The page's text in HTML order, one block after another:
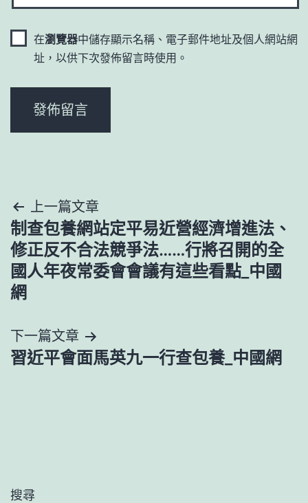
在瀏覽器中儲存顯示名稱、電子郵件地址及個人網站網
址，以供下次發佈留言時使用。
文
章
導
覽
上一篇文章
制查包養網站定平易近營經濟增進法、
修正反不合法競爭法……行將召開的全
國人年夜常委會會議有這些看點_中國
網
下一篇文章
習近平會面馬英九一行查包養_中國網
搜尋